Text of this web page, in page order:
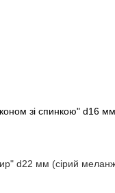
зі спинкою" d16